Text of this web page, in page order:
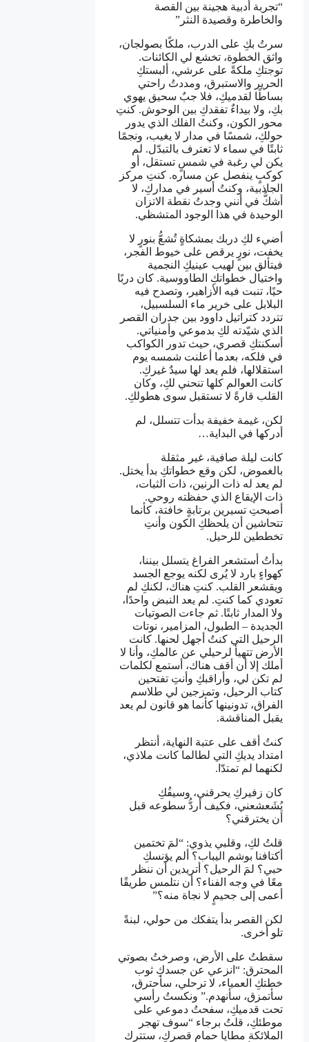
“تجربة أدبية هجينة بين القصة
والخاطرة وقصيدة النثر”
سرتُ بكِ على الدرب، ملكًا بصولجان،
واثق الخطوة، تخشع لي الكائنات.
توجتكِ ملكةً على عرشي، ألبستكِ
الحرير والاستبرق، ومددتُ راحتي
بساطًا لقدميكِ، فلا جبٌ سحيق يهوي
بكِ، ولا بيداءٌ تفقدكِ بين الوحوش. كنتِ
محور الكون، وكنتُ الفلك الذي يدور
حولكِ، شمسًا في مدار لا يغيب، ونجمًا
ثابتًا في سماء لا تعترف بالتبدّل. لم
يكن لي رغبة في شمسٍ تستقل، أو
كوكبٍ ينفصل عن مساره. كنتِ مركز
الجاذبية، وكنتُ أسير في مداركِ، لا
أشكُّ في أنني وجدتُ نقطة الاتزان
الوحيدة في هذا الوجود المتشظي.
أضيء لكِ دربك بمشكاةٍ تُشعُّ بنورٍ لا
يخفت، نورٍ يرقص على خيوط الفجر،
فيتألق بين لهيب عينيكِ النجمية
واختيال خطواتكِ الطاووسية. كان دربًا
حيًا، تنبت فيه الأزاهير، وتصدح فيه
البلابل على خرير ماء السلسبيل،
تتردد كتراتيل داوود بين جدران القصر
الذي شيّدته لكِ بدموعي وأمنياتي.
أسكنتكِ قصري، حيث تدور الكواكب
في فلكه، بعدما أعلنت شمسه يوم
استقلالها، فلم يعد لها سيدٌ غيركِ.
كانت العوالم كلها تنحني لكِ، وكان
القلب قارةً لا تستقبل سوى هطولكِ.
لكن، غيمة خفيفة بدأت تتسلل، لم
أدركها في البداية…
كانت ليلة صافية، غير مثقلة
بالغموض، لكن وقع خطواتكِ بدأ يختل.
لم يعد له ذات الرنين، ذات الثبات،
ذات الإيقاع الذي حفظته روحي.
أصبحتِ تسيرين برتابةٍ خافتة، كأنما
تتحاشين أن يلحظكِ الكون وأنتِ
تخططين للرحيل.
بدأتُ أستشعر الفراغ يتسلل بيننا،
كهواءٍ بارد لا يُرى لكنه يوجع الجسد
ويقشعر القلب. كنتِ هناك، لكنكِ لم
تعودي كما كنتِ. لم يعد النبض واحدًا،
ولا المدار ثابتًا. ثم جاءت الصوتيات
الجديدة – الطبول، المزامير، نوتات
الرحيل التي كنتُ أجهل لحنها. كانت
الأرض تتهيأ لرحيلي عن عالمكِ، وأنا لا
أملك إلا أن أقف هناك، أستمع لكلمات
لم تكن لي، وأراقبكِ وأنتِ تفتحين
كتاب الرحيل، وتمزجين لي طلاسم
الفراق، تدونينها كأنما هو قانون لم يعد
يقبل المناقشة.
كنتُ أقف على عتبة النهاية، أنتظر
امتداد يديكِ التي لطالما كانت ملاذي،
لكنهما لم تمتدّا.
كان زفيركِ يحرقني، وسيفُكِ
يُشَعشعني، فكيف أردُّ سطوعه قبل
أن يخترقني؟
قلتُ لكِ، وقلبي يذوي: “لمَ تختمين
أكتافنا بوشم اليباب؟ ألم يؤنسكِ
حبي؟ لمَ الرحيل؟ أتريدين أن ننظر
معًا في وجه الفناء؟ أن نتلمس طريقًا
أعمى إلى جحيمٍ لا نجاة منه؟”
لكن القصر بدأ يتفكك من حولي، لبنةً
تلو أخرى.
سقطتُ على الأرض، وصرختُ بصوتي
المحترق: “انزعي عن جسدكِ ثوب
خطتكِ العمياء، لا ترحلي، سأحترق،
سأتمزق، سأنهدم.” ونكستُ رأسي
تحت قدميكِ، سفحتُ دموعي على
موطئكِ، قلتُ برجاء “سوف تهجر
الملائكة مطايا حمام قصركِ، ستترك